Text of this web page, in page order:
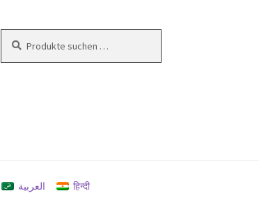
nach:
العربية
हिन्दी